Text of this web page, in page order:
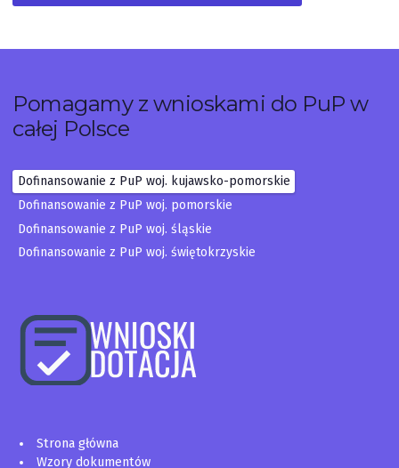
Pomagamy z wnioskami do PuP w
całej Polsce
Dofinansowanie z PuP woj. kujawsko-pomorskie
Dofinansowanie z PuP woj. pomorskie
Dofinansowanie z PuP woj. śląskie
Dofinansowanie z PuP woj. świętokrzyskie
Strona główna
Wzory dokumentów